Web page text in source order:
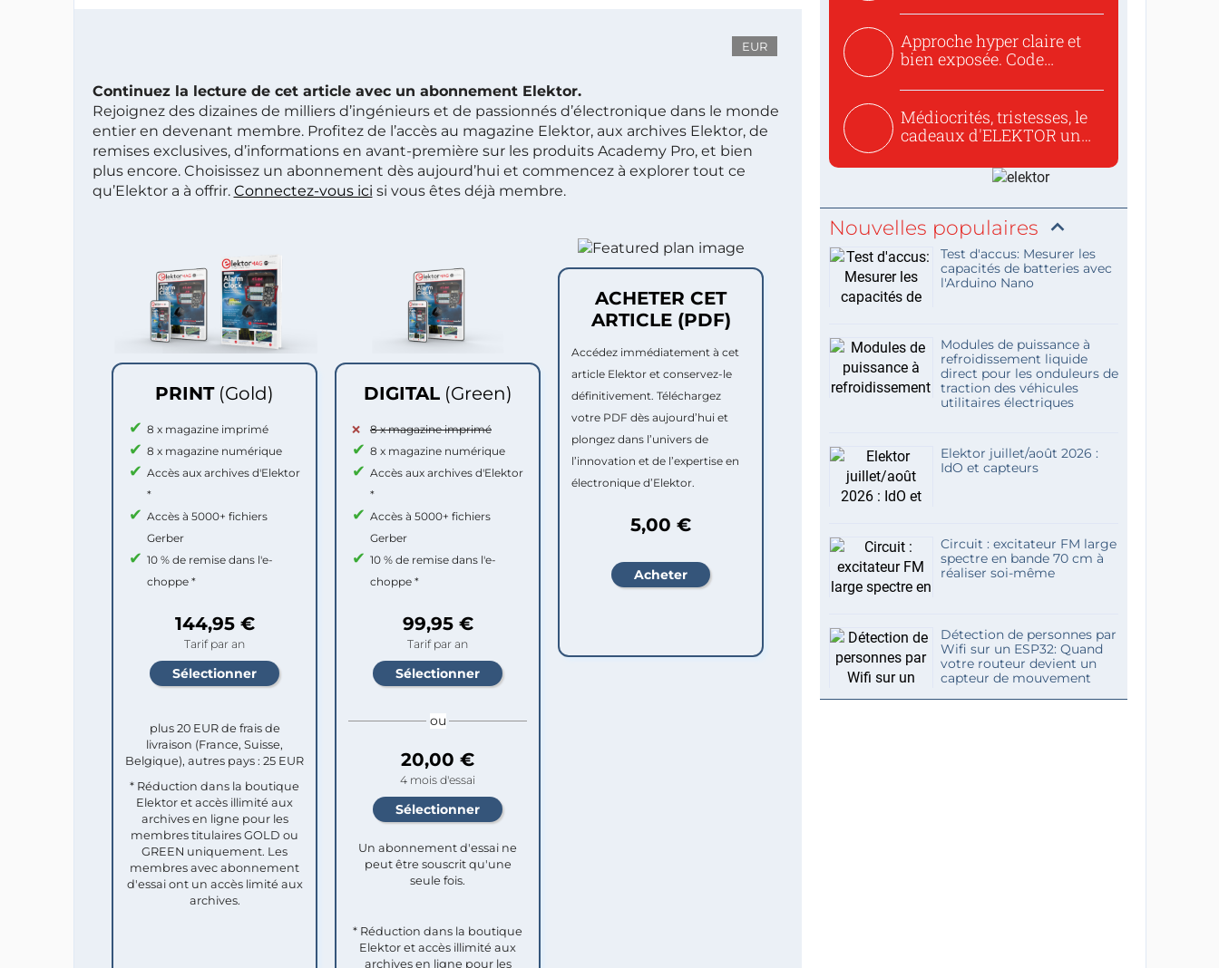
EUR
Continuez la lecture de cet article avec un abonnement Elektor.
Rejoignez des dizaines de milliers d’ingénieurs et de passionnés d’électronique dans le monde
entier en devenant membre. Profitez de l’accès au magazine Elektor, aux archives Elektor, de
remises exclusives, d’informations en avant-première sur les produits Academy Pro, et bien
plus encore. Choisissez un abonnement dès aujourd’hui et commencez à explorer tout ce
qu’Elektor a à offrir. Connectez-vous ici si vous êtes déjà membre.
PRINT (Gold)
8 x magazine imprimé
8 x magazine numérique
Accès aux archives d'Elektor
*
Accès à 5000+ fichiers
Gerber
10 % de remise dans l'e-
choppe *
144,95 €
Tarif par an
plus 20 EUR de frais de
livraison (France, Suisse,
Belgique), autres pays : 25 EUR
* Réduction dans la boutique
Elektor et accès illimité aux
archives en ligne pour les
membres titulaires GOLD ou
GREEN uniquement. Les
membres avec abonnement
d'essai ont un accès limité aux
archives.
DIGITAL (Green)
8 x magazine imprimé
8 x magazine numérique
Accès aux archives d'Elektor
*
Accès à 5000+ fichiers
Gerber
10 % de remise dans l'e-
choppe *
99,95 €
Tarif par an
ou
20,00 €
4 mois d'essai
Un abonnement d'essai ne
peut être souscrit qu'une
seule fois.​
* Réduction dans la boutique
Elektor et accès illimité aux
archives en ligne pour les
ACHETER CET
ARTICLE (PDF)
Accédez immédiatement à cet
article Elektor et conservez-le
définitivement. Téléchargez
votre PDF dès aujourd’hui et
plongez dans l’univers de
l’innovation et de l’expertise en
électronique d’Elektor.
5,00 €
Approche hyper claire et
bien exposée. Code
Médiocrités, tristesses, le
cadeaux d'ELEKTOR un
Nouvelles populaires
Test d'accus: Mesurer les
capacités de batteries avec
l'Arduino Nano
Modules de puissance à
refroidissement liquide
direct pour les onduleurs de
traction des véhicules
utilitaires électriques
Elektor juillet/août 2026 :
IdO et capteurs
Circuit : excitateur FM large
spectre en bande 70 cm à
réaliser soi-même
Détection de personnes par
Wifi sur un ESP32: Quand
votre routeur devient un
capteur de mouvement